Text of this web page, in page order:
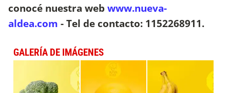
conocé nuestra webwww.nueva-
aldea.com - Tel de contacto: 1152268911​.
GALERÍA DE IMÁGENES